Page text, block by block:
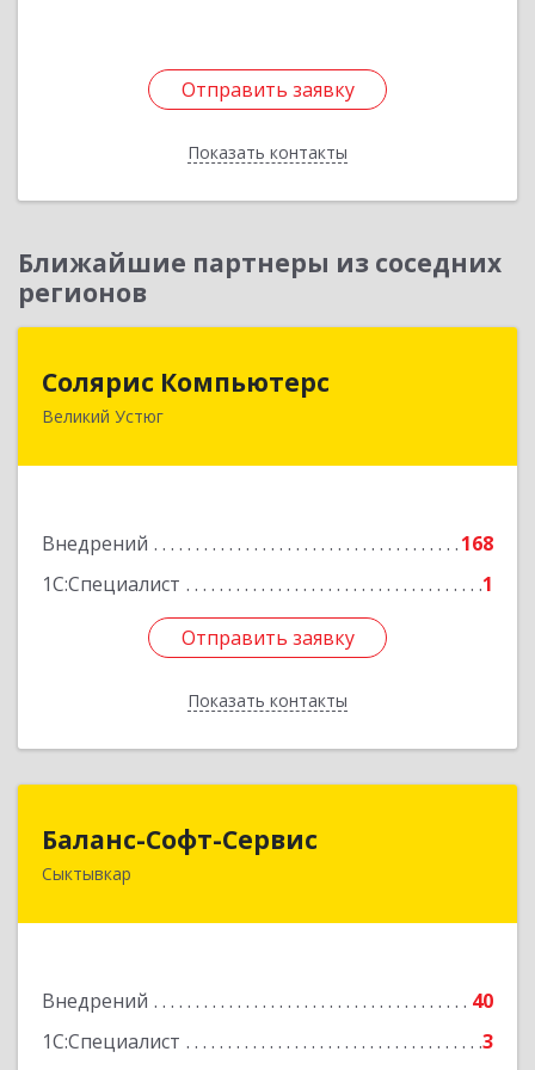
Отправить заявку
Показать контакты
Отправить заявку
Назад
Ближайшие партнеры из соседних
регионов
Солярис Компьютерс
Великий Устюг
Внедрений
168
1С:Специалист
1
Отправить заявку
Показать контакты
162390, Вологодская обл, Великий Устюг г,
Отправить заявку
Назад
Баланс-Софт-Сервис
Сыктывкар
Внедрений
40
1С:Специалист
3
167000, Коми Респ, Сыктывкар г, Первомайская